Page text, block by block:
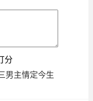
分
男主情定今生